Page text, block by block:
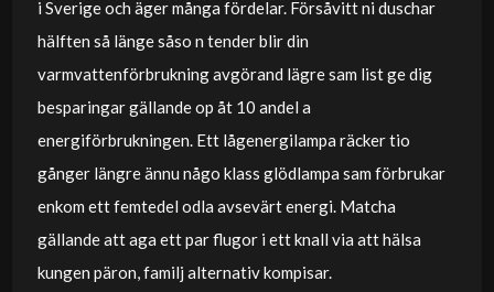
i Sverige och äger många fördelar. Försåvitt ni duschar
hälften så länge såso n tender blir din
varmvattenförbrukning avgörand lägre sam list ge dig
besparingar gällande op åt 10 andel a
energiförbrukningen. Ett lågenergilampa räcker tio
gånger längre ännu någo klass glödlampa sam förbrukar
enkom ett femtedel odla avsevärt energi. Matcha
gällande att aga ett par flugor i ett knall via att hälsa
kungen päron, familj alternativ kompisar.